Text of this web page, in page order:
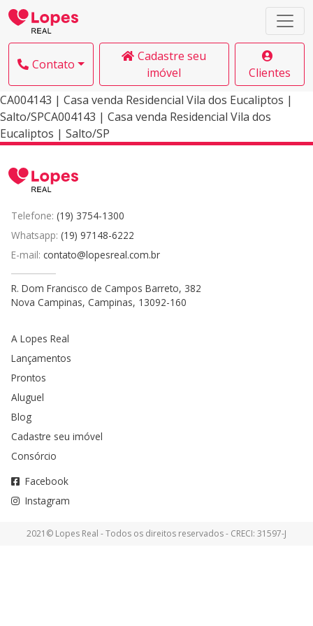
Contato
Cadastre seu
imóvel
Clientes
CA004143 | Casa venda Residencial Vila dos Eucaliptos |
Salto/SPCA004143 | Casa venda Residencial Vila dos
Eucaliptos | Salto/SP
Telefone: (19) 3754-1300
Whatsapp: (19) 97148-6222
E-mail: contato@lopesreal.com.br
R. Dom Francisco de Campos Barreto, 382
Nova Campinas, Campinas, 13092-160
A Lopes Real
Lançamentos
Prontos
Aluguel
Blog
Cadastre seu imóvel
Consórcio
Facebook
Instagram
2021© Lopes Real - Todos os direitos reservados - CRECI: 31597-J